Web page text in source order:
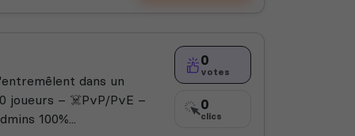
dans un
joueurs – ☠️PvP/PvE –
100%...
0
votes
0
clics